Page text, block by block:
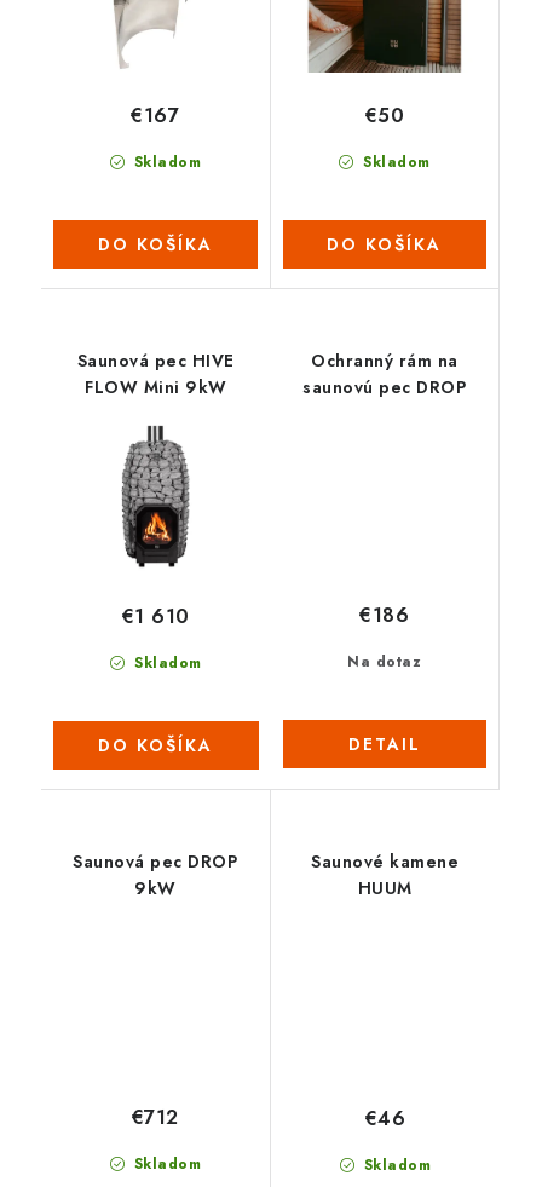
Skladom
€167
DO KOŠÍKA
Skladom
€50
DO KOŠÍKA
Saunová pec HIVE
FLOW Mini 9kW
Skladom
€1 610
DO KOŠÍKA
Ochranný rám na
saunovú pec DROP
Na dotaz
€186
DETAIL
Saunová pec DROP
9kW
Skladom
€712
Saunové kamene
HUUM
Skladom
€46